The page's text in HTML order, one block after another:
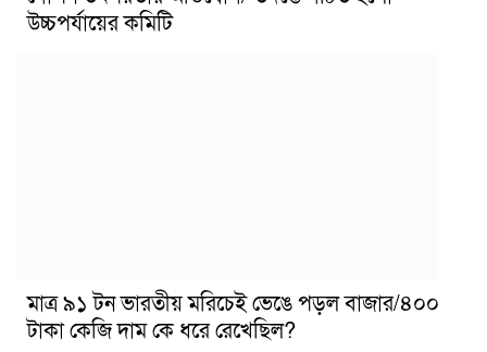
উচ্চপর্যায়ের কমিটি
মাত্র ৯১ টন ভারতীয় মরিচেই ভেঙে পড়ল বাজার/৪০০
টাকা কেজি দাম কে ধরে রেখেছিল?